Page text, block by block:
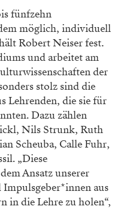
fünfzehn
möglich, individuell
Robert Neiser fest.
und arbeitet am
der
stolz sind die
Lehrenden, die sie für
Dazu zählen
Nils Strunk, Ruth
Scheuba, Calle Fuhr,
„Diese
Ansatz unserer
aus
in die Lehre zu holen“,